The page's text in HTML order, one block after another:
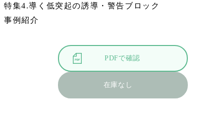
特集4.導く低突起の誘導・警告ブロック
事例紹介
PDFで確認
在庫なし